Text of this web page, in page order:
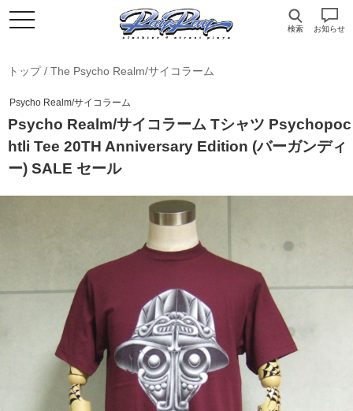
検索 お知らせ
トップ/ The Psycho Realm/サイコラーム
Psycho Realm/サイコラーム
Psycho Realm/サイコラーム Tシャツ Psychopoc
htli Tee 20TH Anniversary Edition (バーガンディ
ー) SALE セール